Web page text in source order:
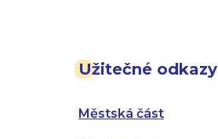
Užitečné odkazy
Městská část